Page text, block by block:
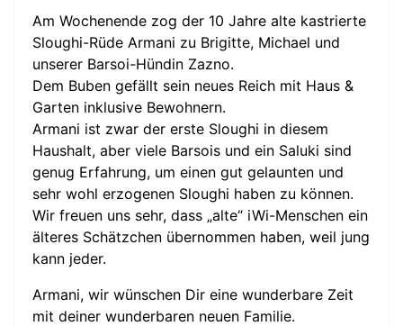
Am Wochenende zog der 10 Jahre alte kastrierte
Sloughi-Rüde Armani zu Brigitte, Michael und
unserer Barsoi-Hündin Zazno.
Dem Buben gefällt sein neues Reich mit Haus &
Garten inklusive Bewohnern.
Armani ist zwar der erste Sloughi in diesem
Haushalt, aber viele Barsois und ein Saluki sind
genug Erfahrung, um einen gut gelaunten und
sehr wohl erzogenen Sloughi haben zu können.
Wir freuen uns sehr, dass „alte“ iWi-Menschen ein
älteres Schätzchen übernommen haben, weil jung
kann jeder.
Armani, wir wünschen Dir eine wunderbare Zeit
mit deiner wunderbaren neuen Familie.